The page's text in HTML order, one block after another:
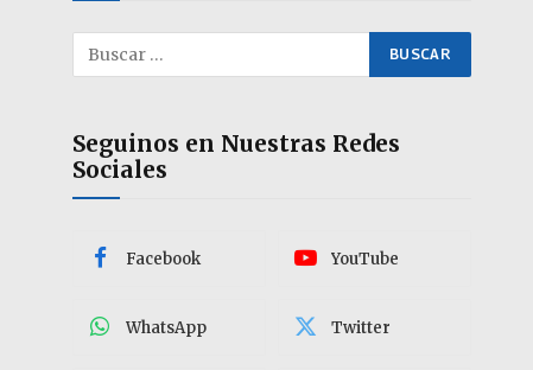
Seguinos en Nuestras Redes
Sociales
Facebook YouTube
WhatsApp Twitter